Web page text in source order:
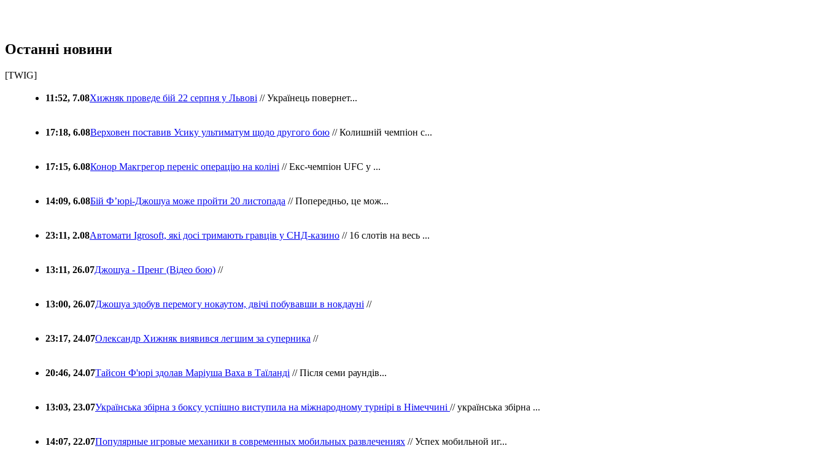
Останні новини
[TWIG]
11:52, 7.08Хижняк проведе бій 22 серпня у Львові // Українець повернет...
17:18, 6.08Верховен поставив Усику ультиматум щодо другого бою // Колишній чемпіон с...
17:15, 6.08Конор Макгрегор переніс операцію на коліні // Екс-чемпіон UFC у ...
14:09, 6.08Бій Ф’юрі-Джошуа може пройти 20 листопада // Попередньо, це мож...
23:11, 2.08Автомати Igrosoft, які досі тримають гравців у СНД-казино // 16 слотів на весь ...
13:11, 26.07Джошуа - Пренг (Відео бою) //
13:00, 26.07Джошуа здобув перемогу нокаутом, двічі побувавши в нокдауні //
23:17, 24.07Олександр Хижняк виявився легшим за суперника //
20:46, 24.07Тайсон Ф'юрі здолав Маріуша Ваха в Таїланді // Після семи раундів...
13:03, 23.07Українська збірна з боксу успішно виступила на міжнародному турнірі в Німеччині // українська збірна ...
14:07, 22.07Популярные игровые механики в современных мобильных развлечениях // Успех мобильной иг...